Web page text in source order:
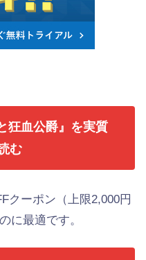
狂血公爵』を実質
む
クーポン（上限2,000円
に最適です。